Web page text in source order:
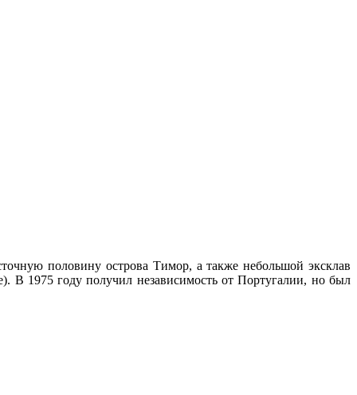
половину острова Тимор, а также небольшой эксклав
В 1975 году получил независимость от Португалии, но был